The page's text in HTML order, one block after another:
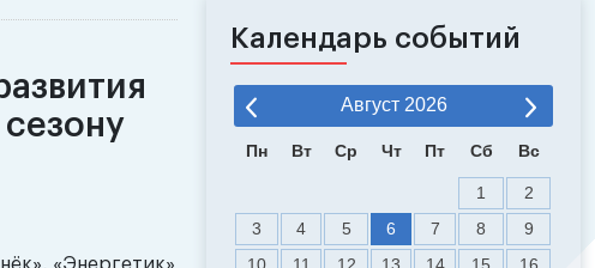
Календарь событий
Август 2026
Пн Вт Ср Чт Пт Сб Вс
1
2
3
4 5 6 7 8
9